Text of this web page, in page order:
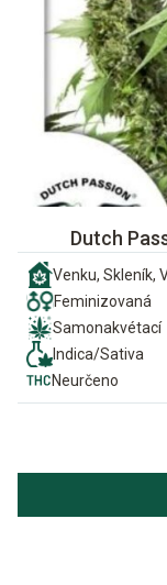
Dutch
Venku, Skleník,
Feminizovaná
Samonakvétací
Indica/Sativa
Neurčeno